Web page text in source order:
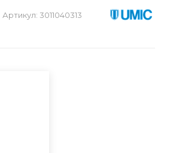
Артикул: 3011040313